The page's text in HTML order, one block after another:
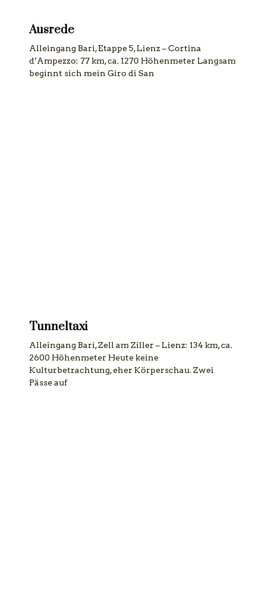
Ausrede
Alleingang Bari, Etappe 5, Lienz – Cortina
d’Ampezzo: 77 km, ca. 1270 Höhenmeter Langsam
beginnt sich mein Giro di San
Tunneltaxi
Alleingang Bari, Zell am Ziller – Lienz: 134 km, ca.
2600 Höhenmeter Heute keine
Kulturbetrachtung, eher Körperschau. Zwei
Pässe auf